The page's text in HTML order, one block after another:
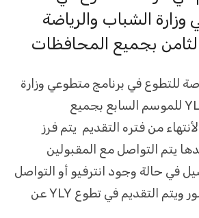
الشباب والرياضة
للتطوع في برنامج متطوعي وزارة
الشباب والرياضة YLY للموسم السابع بجميع
من فتره التقديم يتم فرز
يتم التواصل مع المقبولين
في حالة وجود انترفيو أو التواصل
لمعرفة معاد الحضور ويتم التقديم في تطوع YLY عن